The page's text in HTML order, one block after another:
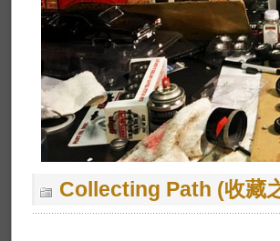
Collecting Path (收藏